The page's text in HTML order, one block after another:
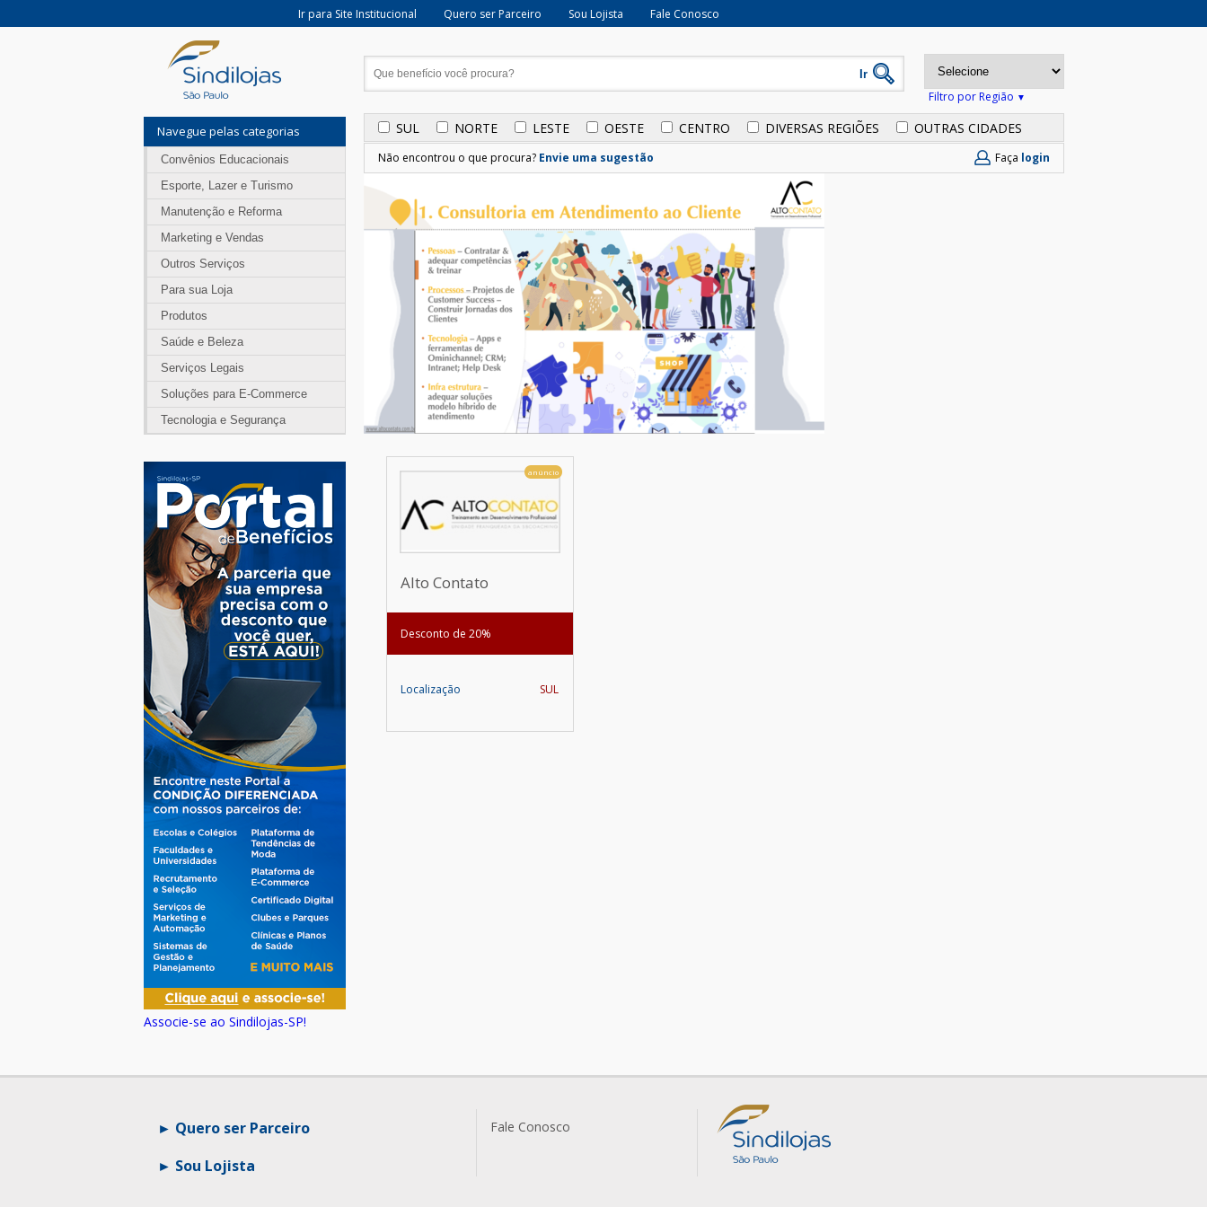
Ir para Site Institucional Quero ser Parceiro Sou Lojista Fale Conosco
Filtro por Região
SUL NORTE LESTE OESTE CENTRO DIVERSAS REGIÕES OUTRAS CIDADES
Navegue pelas categorias
Convênios Educacionais
Esporte, Lazer e Turismo
Manutenção e Reforma
Marketing e Vendas
Outros Serviços
Para sua Loja
Produtos
Saúde e Beleza
Serviços Legais
Soluções para E-Commerce
Tecnologia e Segurança
Associe-se ao Sindilojas-SP!
Não encontrou o que procura? Envie uma sugestão Faça login
anúncio
Alto Contato
Desconto de 20%
Localização SUL
Quero ser Parceiro
Sou Lojista
Fale Conosco